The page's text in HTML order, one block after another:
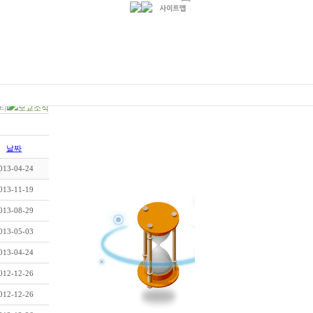
모교소식